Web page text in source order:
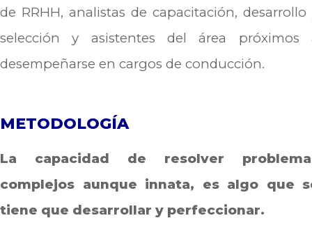
de RRHH, analistas de capacitación, desarrollo
selección y asistentes del área próximos
desempeñarse en cargos de conducción.
METODOLOGÍA
La capacidad de resolver
complejos aunque innata, es algo que
tiene que desarrollar y perfeccionar.